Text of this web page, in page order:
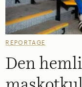
REPORTAGE
Den